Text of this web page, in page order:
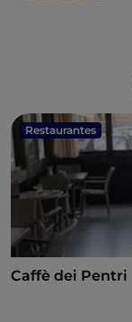
Restaurantes
Caffè dei Pentri